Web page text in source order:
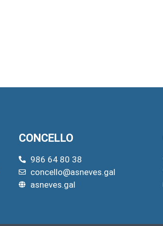
CONCELLO
986 64 80 38
concello@asneves.gal
asneves.gal